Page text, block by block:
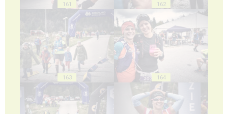
161 162
163 164